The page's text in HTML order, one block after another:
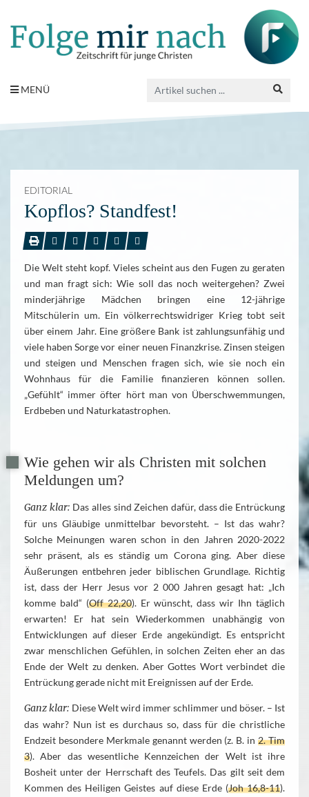
MENÜ
EDITORIAL
Kopflos? Standfest!
Die Welt steht kopf. Vieles scheint aus den Fugen zu geraten
und man fragt sich: Wie soll das noch weitergehen? Zwei
minderjährige Mädchen bringen eine 12-jährige
Mitschülerin um. Ein völkerrechtswidriger Krieg tobt seit
über einem Jahr. Eine größere Bank ist zahlungsunfähig und
viele haben Sorge vor einer neuen Finanzkrise. Zinsen steigen
und steigen und Menschen fragen sich, wie sie noch ein
Wohnhaus für die Familie finanzieren können sollen.
„Gefühlt“ immer öfter hört man von Überschwemmungen,
Erdbeben und Naturkatastrophen.
Wie gehen wir als Christen mit solchen
Meldungen um?
Ganz klar: Das alles sind Zeichen dafür, dass die Entrückung
für uns Gläubige unmittelbar bevorsteht. – Ist das wahr?
Solche Meinungen waren schon in den Jahren 2020-2022
sehr präsent, als es ständig um Corona ging. Aber diese
Äußerungen entbehren jeder biblischen Grundlage. Richtig
ist, dass der Herr Jesus vor 2 000 Jahren gesagt hat: „Ich
komme bald“ (Off 22,20). Er wünscht, dass wir Ihn täglich
erwarten! Er hat sein Wiederkommen unabhängig von
Entwicklungen auf dieser Erde angekündigt. Es entspricht
zwar menschlichen Gefühlen, in solchen Zeiten eher an das
Ende der Welt zu denken. Aber Gottes Wort verbindet die
Entrückung gerade nicht mit Ereignissen auf der Erde.
Ganz klar: Diese Welt wird immer schlimmer und böser. – Ist
das wahr? Nun ist es durchaus so, dass für die christliche
Endzeit besondere Merkmale genannt werden (z. B. in2. Tim
3). Aber das wesentliche Kennzeichen der Welt ist ihre
Bosheit unter der Herrschaft des Teufels. Das gilt seit dem
Kommen des Heiligen Geistes auf diese Erde (Joh 16,8-11).